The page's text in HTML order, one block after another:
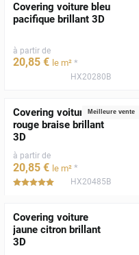
Covering voiture bleu
pacifique brillant 3D
à partir de
20,85 € le m² *
HX20280B
Meilleure vente
Covering voiture
rouge braise brillant
3D
à partir de
20,85 € le m² *
*****HX20485B
Covering voiture
jaune citron brillant
3D